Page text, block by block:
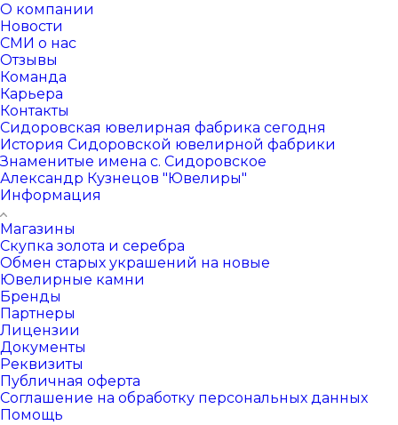
О компании
Новости
СМИ о нас
Отзывы
Команда
Карьера
Контакты
Сидоровская ювелирная фабрика сегодня
История Сидоровской ювелирной фабрики
Знаменитые имена с. Сидоровское
Александр Кузнецов "Ювелиры"
Информация
Магазины
Скупка золота и серебра
Обмен старых украшений на новые
Ювелирные камни
Бренды
Партнеры
Лицензии
Документы
Реквизиты
Публичная оферта
Соглашение на обработку персональных данных
Помощь